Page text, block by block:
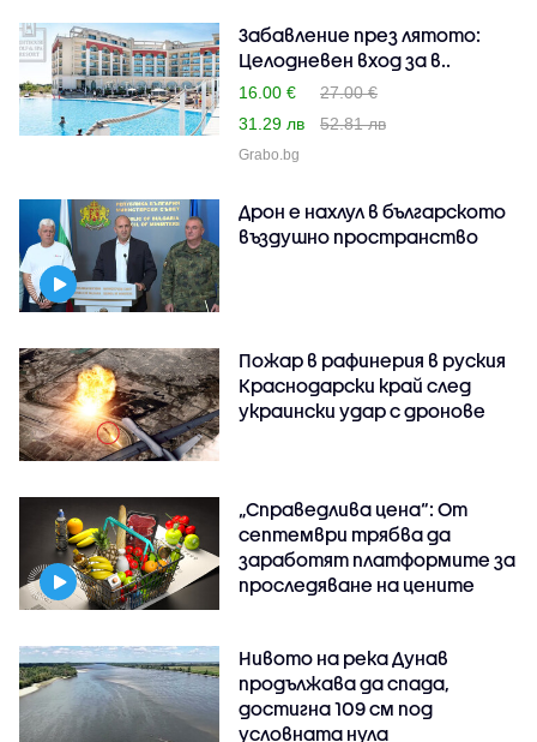
Забавление през лятото:
Целодневен вход за в..
16.00 €
27.00 €
31.29 лв
52.81 лв
Grabo.bg
Дрон е нахлул в българското
въздушно пространство
Пожар в рафинерия в руския
Краснодарски край след
украински удар с дронове
„Справедлива цена“: От
септември трябва да
заработят платформите за
проследяване на цените
Нивото на река Дунав
продължава да спада,
достигна 109 см под
условната нула